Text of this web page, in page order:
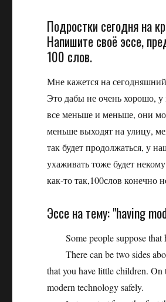
Подростки сегодня на
Напишите своё эссе,
100 слов.
Мне кажется на
Это дабы не очень хорошо,
все меньше и меньше, они
меньше выходят на улицу,
так будет продолжаться, у
ухаживать тоже будет
как-то так,100слов конечно
Эссе на тему: "having
Some people suppose that
There can be two sides
that you have little children.
modern technology safely.